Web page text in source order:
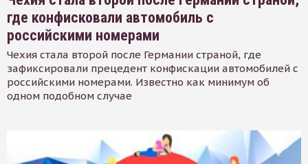
где конфисковали автомобиль с
российскими номерами
Чехия стала второй после Германии страной, где
зафиксировали прецедент конфискации автомобилей с
российскими номерами. Известно как минимум об
одном подобном случае